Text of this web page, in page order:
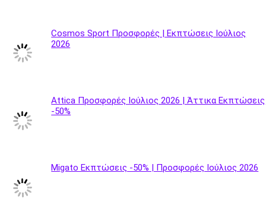
Cosmos Sport Προσφορές | Εκπτώσεις Ιούλιος
2026
Attica Προσφορές Ιούλιος 2026 | Άττικα Εκπτώσεις
-50%
Migato Εκπτώσεις -50% | Προσφορές Ιούλιος 2026